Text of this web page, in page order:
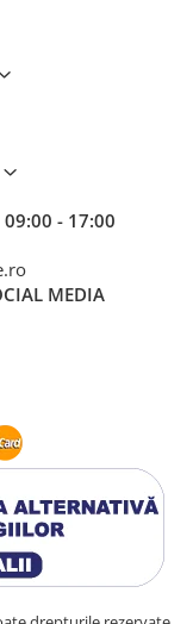
09:00 - 17:00
MEDIA